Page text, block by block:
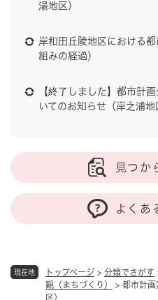
現在地 トップページ > 分類でさがす
観（まちづくり）
> 都市計画
区）
湯地区）
岸和田丘陵地区における
組みの経過）
【終了しました】都市計
いてのお知らせ（岸之浦地
見つか
よくあ